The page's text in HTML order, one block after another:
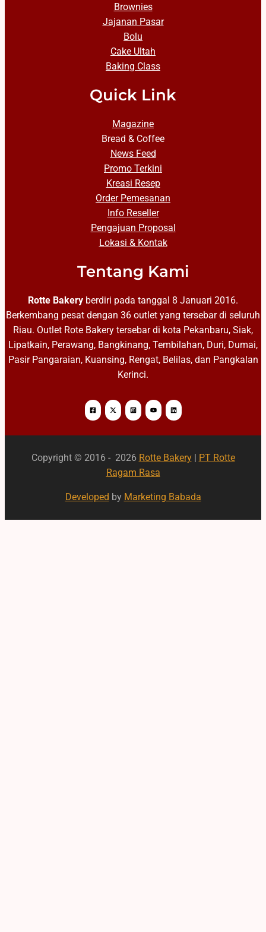
Brownies
Jajanan Pasar
Bolu
Cake Ultah
Baking Class
Quick Link
Magazine
Bread & Coffee
News Feed
Promo Terkini
Kreasi Resep
Order Pemesanan
Info Reseller
Pengajuan Proposal
Lokasi & Kontak
Tentang Kami
Rotte Bakery berdiri pada tanggal 8 Januari 2016.
Berkembang pesat dengan 36 outlet yang tersebar di seluruh
Riau. Outlet Rote Bakery tersebar di kota Pekanbaru, Siak,
Lipatkain, Perawang, Bangkinang, Tembilahan, Duri, Dumai,
Pasir Pangaraian, Kuansing, Rengat, Belilas, dan Pangkalan
Kerinci.
Copyright © 2016 - 2026 Rotte Bakery| PT Rotte
Ragam Rasa
Developed by Marketing Babada